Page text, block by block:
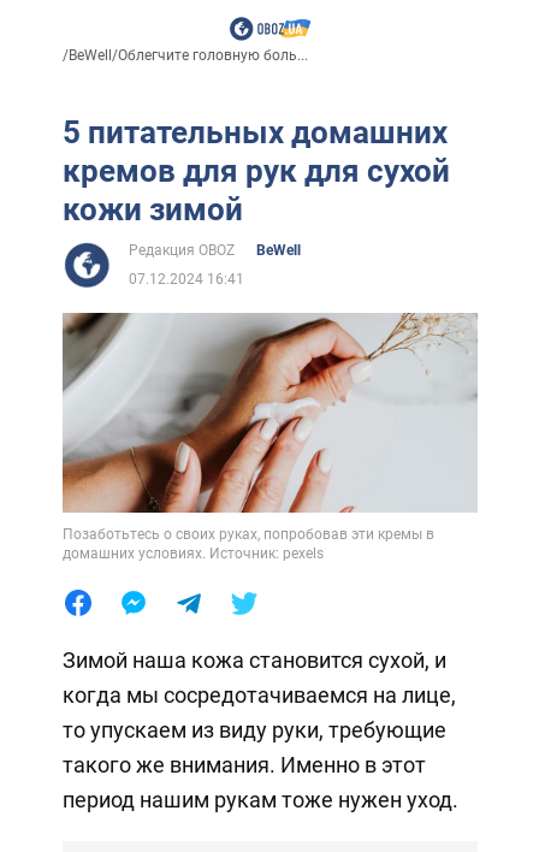
/BeWell/Облегчите головную боль...
5 питательных домашних
кремов для рук для сухой
кожи зимой
Редакция OBOZ
BeWell
07.12.2024 16:41
Позаботьтесь о своих руках, попробовав эти кремы в
домашних условиях. Источник: pexels
Зимой наша кожа становится сухой, и
когда мы сосредотачиваемся на лице,
то упускаем из виду руки, требующие
такого же внимания. Именно в этот
период нашим рукам тоже нужен уход.